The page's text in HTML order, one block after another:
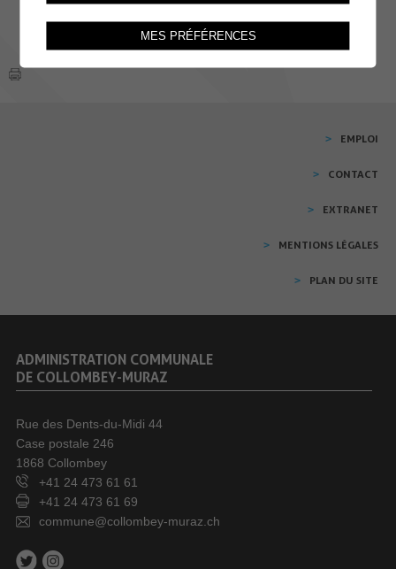
EMPLOI
CONTACT
EXTRANET
MENTIONS LÉGALES
PLAN DU SITE
ADMINISTRATION COMMUNALE
DE COLLOMBEY-MURAZ
Rue des Dents-du-Midi 44
Case postale 246
1868 Collombey
+41 24 473 61 61
+41 24 473 61 69
commune@collombey-muraz.ch
MES PRÉFÉRENCES